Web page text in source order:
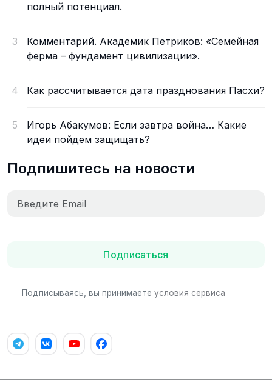
полный потенциал.
3
Комментарий. Академик Петриков: «Семейная
ферма – фундамент цивилизации».
4 Как рассчитывается дата празднования Пасхи?
5
Игорь Абакумов: Если завтра война… Какие
идеи пойдем защищать?
Подпишитесь на новости
Подписаться
Подписываясь, вы принимаете условия сервиса